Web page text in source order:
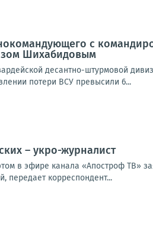
с
Шихабидовым
десантно-штурмовой
потери ВСУ превысили 6...
– укро-журналист
в эфире канала «Апостроф ТВ»
передает корреспондент...